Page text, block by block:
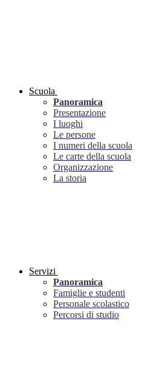
Scuola
Panoramica
Presentazione
I luoghi
Le persone
I numeri della scuola
Le carte della scuola
Organizzazione
La storia
Servizi
Panoramica
Famiglie e studenti
Personale scolastico
Percorsi di studio